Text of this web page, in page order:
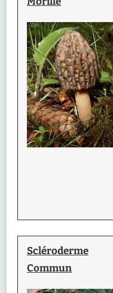
Scléroderme
Commun